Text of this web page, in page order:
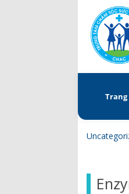
Skip
Trang